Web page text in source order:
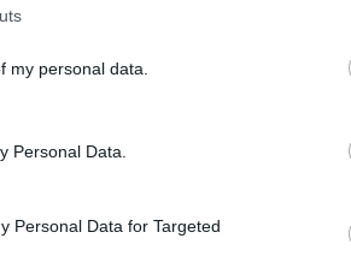
my personal data.
Personal Data.
Personal Data for Targeted
angolo. Al 33' ci prova
slovacco anticipa in
di Brighi. La
punteggio di 0-0.
con la squadra di
ma mette